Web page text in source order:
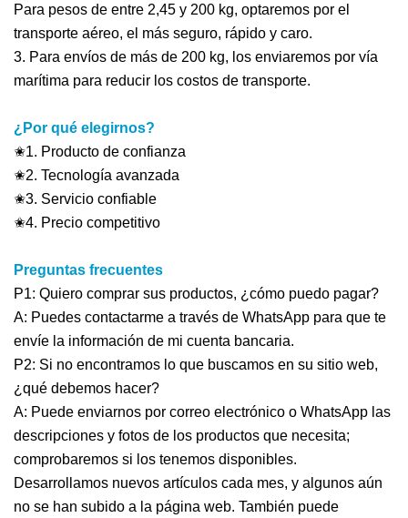
Para pesos de entre 2,45 y 200 kg, optaremos por el
transporte aéreo, el más seguro, rápido y caro.
3. Para envíos de más de 200 kg, los enviaremos por vía
marítima para reducir los costos de transporte.
¿Por qué elegirnos?
✬1. Producto de confianza
✬2. Tecnología avanzada
✬3. Servicio confiable
✬4. Precio competitivo
Preguntas frecuentes
P1: Quiero comprar sus productos, ¿cómo puedo pagar?
A: Puedes contactarme a través de WhatsApp para que te
envíe la información de mi cuenta bancaria.
P2: Si no encontramos lo que buscamos en su sitio web,
¿qué debemos hacer?
A: Puede enviarnos por correo electrónico o WhatsApp las
descripciones y fotos de los productos que necesita;
comprobaremos si los tenemos disponibles.
Desarrollamos nuevos artículos cada mes, y algunos aún
no se han subido a la página web. También puede